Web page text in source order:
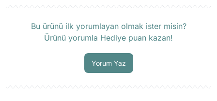
Bu ürünü ilk yorumlayan olmak ister misin?
Ürünü yorumla Hediye puan kazan!
Yorum Yaz